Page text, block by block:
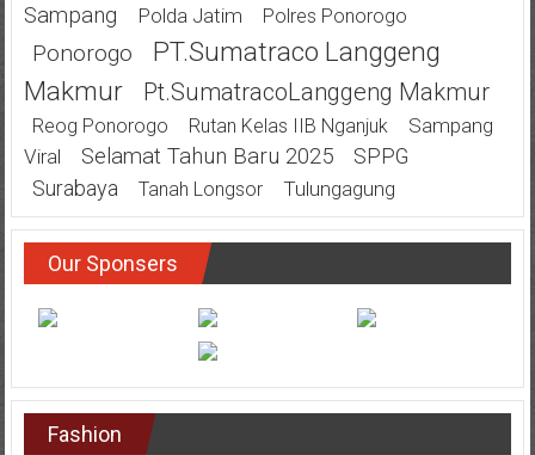
Sampang
Polda Jatim Polres Ponorogo
Ponorogo
PT.Sumatraco Langgeng
Makmur
Pt.SumatracoLanggeng Makmur
Reog Ponorogo Rutan Kelas IIB Nganjuk
Sampang
Viral
Selamat Tahun Baru 2025
SPPG
Surabaya
Tanah Longsor Tulungagung
Our Sponsers
Fashion